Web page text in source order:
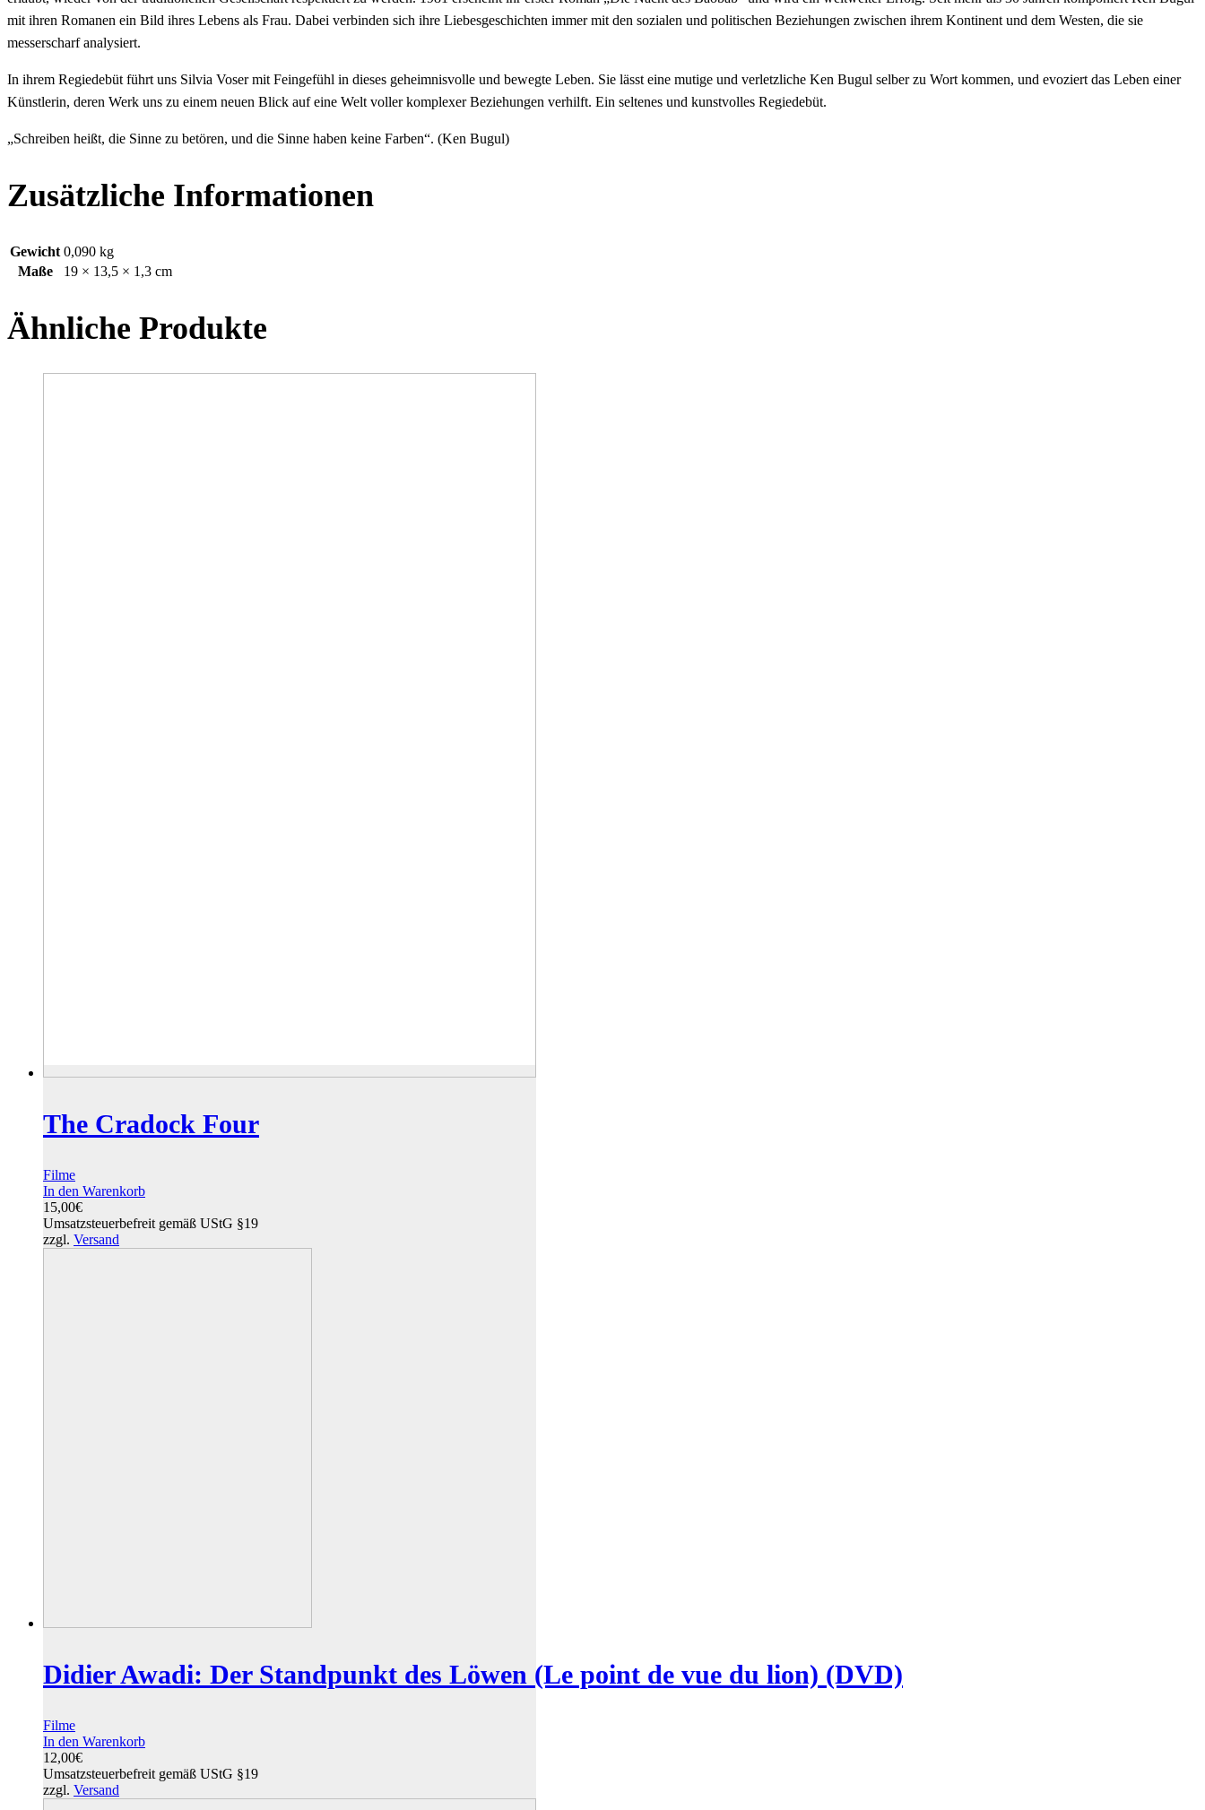
mit ihren Romanen ein Bild ihres Lebens als Frau. Dabei verbinden sich ihre Liebesgeschichten immer mit den sozialen und politischen Beziehungen zwischen ihrem Kontinent und dem Westen, die sie
messerscharf analysiert.
In ihrem Regiedebüt führt uns Silvia Voser mit Feingefühl in dieses geheimnisvolle und bewegte Leben. Sie lässt eine mutige und verletzliche Ken Bugul selber zu Wort kommen, und evoziert das Leben einer
Künstlerin, deren Werk uns zu einem neuen Blick auf eine Welt voller komplexer Beziehungen verhilft. Ein seltenes und kunstvolles Regiedebüt.
„Schreiben heißt, die Sinne zu betören, und die Sinne haben keine Farben“. (Ken Bugul)
Zusätzliche Informationen
Gewicht 0,090 kg
Maße
19 × 13,5 × 1,3 cm
Ähnliche Produkte
The Cradock Four
Filme
In den Warenkorb
15,00€
Umsatzsteuerbefreit gemäß UStG §19
zzgl. Versand
Didier Awadi: Der Standpunkt des Löwen (Le point de vue du lion) (DVD)
Filme
In den Warenkorb
12,00€
Umsatzsteuerbefreit gemäß UStG §19
zzgl. Versand